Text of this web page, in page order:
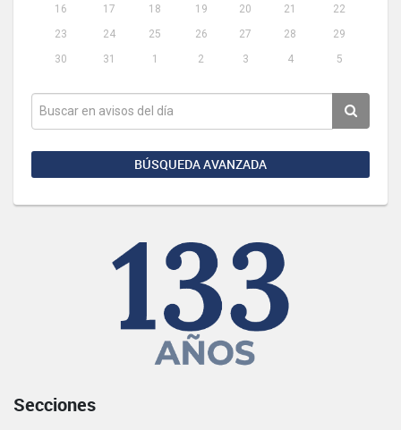
16
17 18 19 20 21
22
23
24 25 26 27 28
29
30
31 1 2 3 4 5
BÚSQUEDA AVANZADA
Secciones